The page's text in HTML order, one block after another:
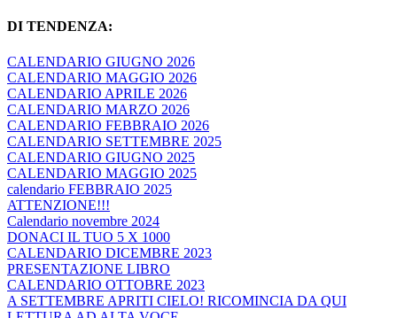
DI TENDENZA:
CALENDARIO GIUGNO 2026
CALENDARIO MAGGIO 2026
CALENDARIO APRILE 2026
CALENDARIO MARZO 2026
CALENDARIO FEBBRAIO 2026
CALENDARIO SETTEMBRE 2025
CALENDARIO GIUGNO 2025
CALENDARIO MAGGIO 2025
calendario FEBBRAIO 2025
ATTENZIONE!!!
Calendario novembre 2024
DONACI IL TUO 5 X 1000
CALENDARIO DICEMBRE 2023
PRESENTAZIONE LIBRO
CALENDARIO OTTOBRE 2023
A SETTEMBRE APRITI CIELO! RICOMINCIA DA QUI